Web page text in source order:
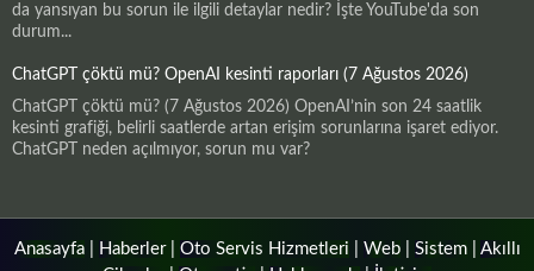
da yansıyan bu sorun ile ilgili detaylar nedir? İşte YouTube'da son
durum...
ChatGPT çöktü mü? OpenAI kesinti raporları (7 Ağustos 2026)
ChatGPT çöktü mü? (7 Ağustos 2026) OpenAI’nin son 24 saatlik
kesinti grafiği, belirli saatlerde artan erişim sorunlarına işaret ediyor.
ChatGPT neden açılmıyor, sorun mu var?
Anasayfa| Haberler| Oto Servis Hizmetleri Web| Sistem| Akıllı